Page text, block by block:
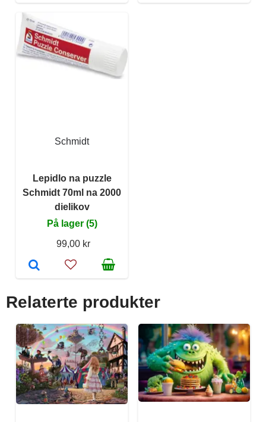
Schmidt
Lepidlo na puzzle
Schmidt 70ml na 2000
dielikov
På lager (5)
99,00 kr
Relaterte produkter